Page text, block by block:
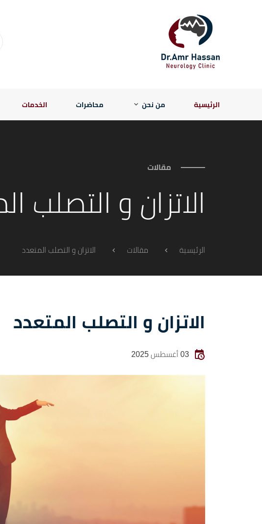
الرئيسية من نحن محاضرات الخدمات
مقالات
الاتزان و التصلب
الرئيسية مقالات الاتزان و التصلب المتعدد
الاتزان و التصلب المتعدد
03 أغسطس 2025